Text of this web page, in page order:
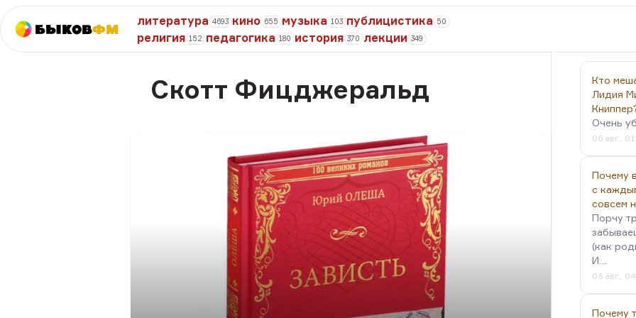
БыковФМ
литература 4693 кино 655 музыка 103 публицистика 50
религия 152 педагогика 180 история 370 лекции 349
Скотт Фицджеральд
Кто
Лидия
Очень
06 авг.,
Почему
с
совсем
Порчу
(как
И…
03 авг.,
Почему